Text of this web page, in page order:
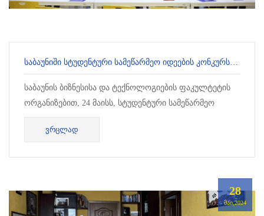
ᲡᲐᲑᲐᲣᲜᲘᲨᲘ ᲡᲢᲣᲓᲔᲜᲢᲣᲠᲘ ᲡᲐᲛᲔᲬᲐᲠᲛᲔᲝ ᲘᲓᲔᲔᲑᲘᲡ ᲙᲝᲜᲙᲣᲠᲡᲘ ᲩᲐᲢᲐᲠᲓᲐ
საბაუნის ბიზნესისა და ტექნოლოგიების ფაკულტეტის
ორგანიზებით, 24 მაისს, სტუდენტური სამეწარმეო
იდეების კონკურსი ჩატარდა. წარმოდგენილი ბიზნეს
ᲕᲠᲪᲚᲐᲓ
28
ᲛᲐᲘ,2024